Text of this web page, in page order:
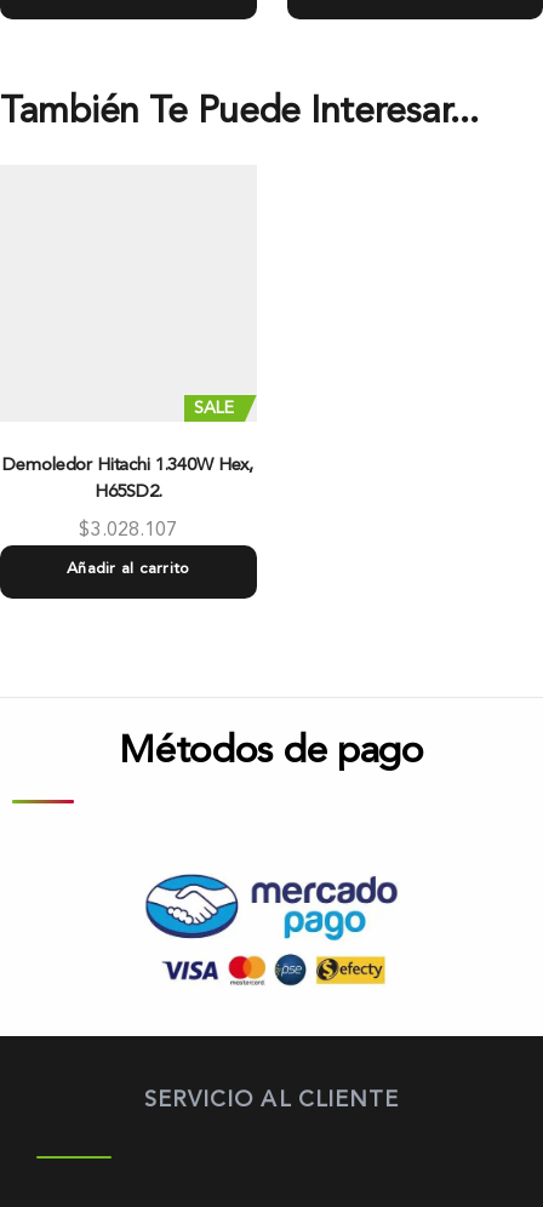
También Te Puede Interesar...
SALE
Demoledor Hitachi 1.340W Hex,
H65SD2.
$3.028.107
Añadir al carrito
Métodos de pago
SERVICIO AL CLIENTE